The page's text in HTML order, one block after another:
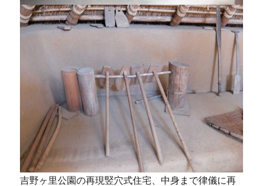
吉野ヶ里公園の再現竪穴式住宅、中身まで律儀に再